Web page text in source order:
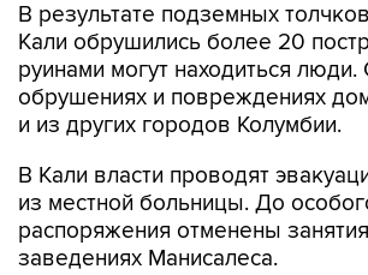
В результате подземных
Кали обрушились более 20
руинами могут находиться
обрушениях и повреждениях
и из других городов Колумбии.
В Кали власти проводят
из местной больницы. До
распоряжения отменены
заведениях Манисалеса.